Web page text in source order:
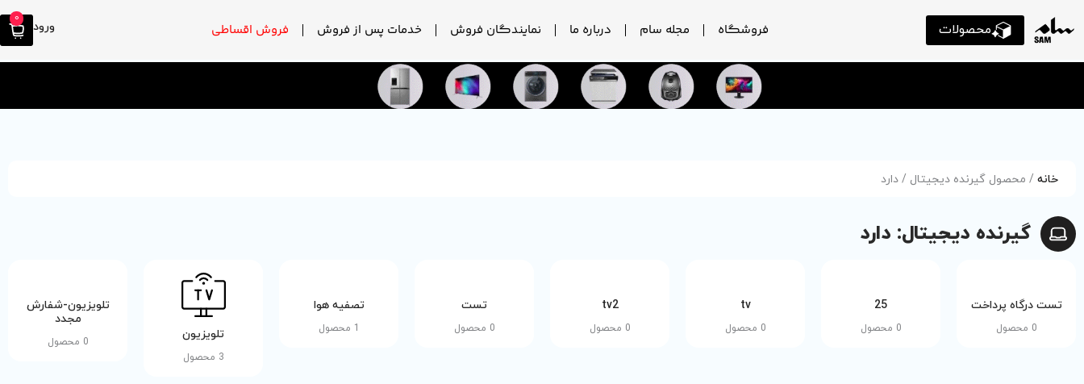
محصولات فروشگاه مجله سام درباره ما نمایندگان فروش خدمات پس از فروش فروش اقساطی ورود
0
خانه / محصول گیرنده دیجیتال / دارد
گیرنده دیجیتال: دارد
تست درگاه پرداخت
0 محصول
25
0 محصول
tv
0 محصول
tv2
0 محصول
تست
0 محصول
تصفیه هوا
1 محصول تلویزیون
3 محصول
تلویزیون-شفارش
مجدد
0 محصول